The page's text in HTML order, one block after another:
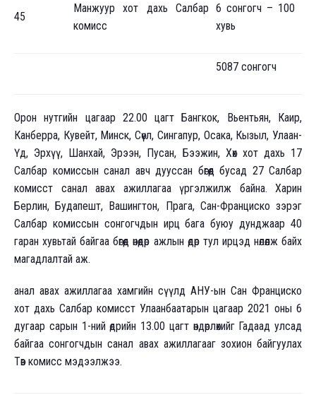
45
Манжуур хот дахь Салбар
комисс
6 сонгогч – 100
хувь
5087 сонгогч
Орон нутгийн цагаар 22.00 цагт Бангкок, Вьентьян, Каир,
Канберра, Кувейт, Минск, Сөүл, Сингапур, Осака, Кызыл, Улаан-
Үд, Эрхүү, Шанхай, Эрээн, Пусан, Бээжин, Хөх хот дахь 17
Салбар комиссын санал авч дууссан бөгөөд бусад 27 Салбар
комисст санал авах ажиллагаа үргэлжилж байна. Харин
Берлин, Будапешт, Вашингтон, Прага, Сан-Франциско зэрэг
Салбар комиссын сонгогчдын ирц бага буюу дунджаар 40
гаран хувьтай байгаа бөгөөд өнөөдөр ажлын өдөр тул ирцэд нөлөөлж байх
магадлалтай аж.
анал авах ажиллагаа хамгийн сүүлд АНУ-ын Сан Франциско
хот дахь Салбар комисст Улаанбаатарын цагаар 2021 оны 6
дугаар сарын 1-ний өдрийн 13.00 цагт өндөрлөхийг Гадаад улсад
байгаа сонгогчдын санал авах ажиллагааг зохион байгуулах
Төв комисс мэдээлжээ.